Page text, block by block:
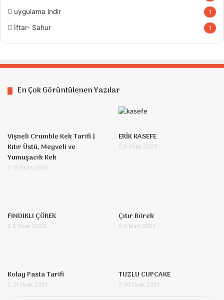
uygulama indir 1
İftar- Sahur 1
En Çok Görüntülenen Yazılar
Vişneli Crumble Kek Tarifi |
Kıtır Üstü, Meyveli ve
Yumuşacık Kek
13 Ekim 2025
ERİK KASEFE
9 Ocak 2023
FINDIKLI ÇÖREK
8 Ocak 2023
Çıtır Börek
4 Mart 2021
Kolay Pasta Tarifi
31 Ocak 2021
TUZLU CUPCAKE
30 Ocak 2021